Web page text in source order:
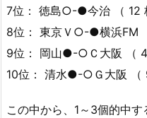
7位： 徳島○-●今治 （ 12
8位： 東京Ｖ○-●横浜FM
9位： 岡山●-○Ｃ大阪 （ 4
10位： 清水●-○Ｇ大阪 （
この中から、1～3個的中